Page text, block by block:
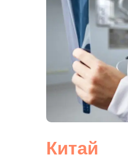
Китай